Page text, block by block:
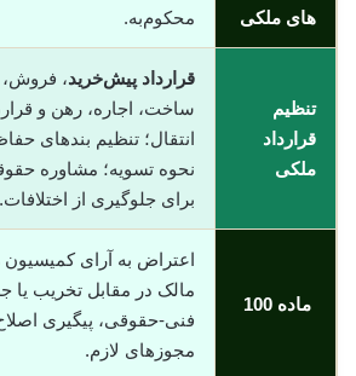
های ملکی
محکوم‌به.
تنظیم
قرارداد
ملکی
قرارداد پیش‌خرید،
ساخت، اجاره، رهن و
انتقال؛ تنظیم بندهای
نحوه تسویه؛ مشاوره
برای جلوگیری از اختلافات.
ماده 100
اعتراض به آرای کمیسیون
مالک در مقابل تخریب یا
فنی-حقوقی، پیگیری
مجوزهای لازم.